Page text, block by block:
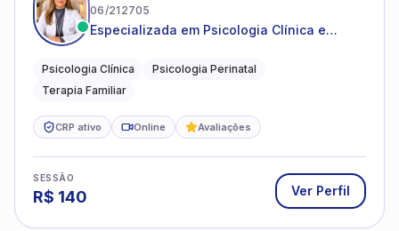
06/212705
Especializada em Psicologia Clínica e
famílias
Psicologia Clínica
Psicologia Perinatal
Terapia Familiar
CRP ativo Online Avaliações
SESSÃO
R$ 140 Ver Perfil